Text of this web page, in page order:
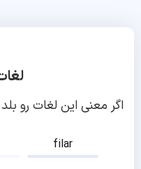
اگر معنی این لغات رو
filar